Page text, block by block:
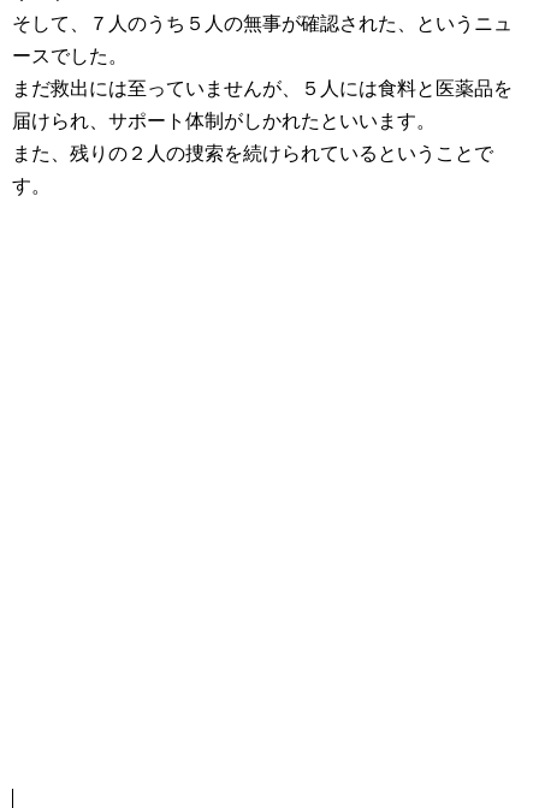
そして、７人のうち５人の無事が確認された、というニュ
ースでした。
まだ救出には至っていませんが、５人には食料と医薬品を
届けられ、サポート体制がしかれたといいます。
また、残りの２人の捜索を続けられているということで
す。